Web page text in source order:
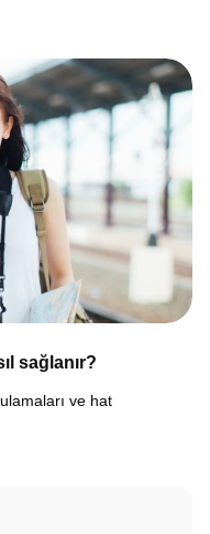
sağlanır?
ve hat